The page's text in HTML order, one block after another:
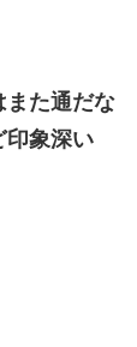
また通だな
印象深い